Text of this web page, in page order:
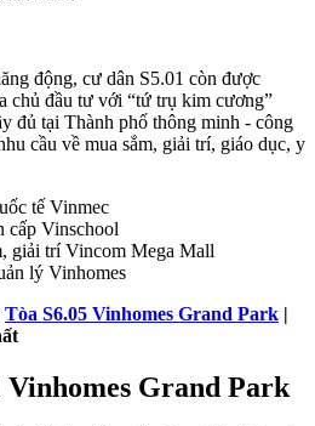
động, cư dân S5.01 còn được
chủ đầu tư với “tứ trụ kim cương”
đủ tại Thành phố thông minh - công
cầu về mua sắm, giải trí, giáo dục, y
tế Vinmec
cấp Vinschool
giải trí Vincom Mega Mall
lý Vinhomes
Tòa S6.05 Vinhomes Grand Park |
Vinhomes Grand Park